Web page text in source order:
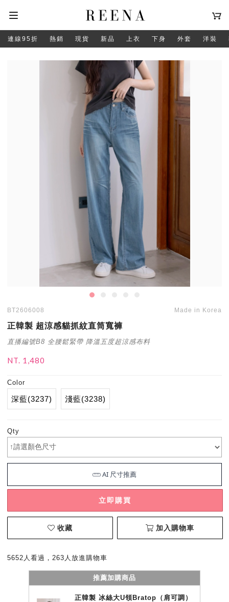
連線95折 熱銷 現貨 新品 上衣 下身 外套 洋裝
BT2606008 Made in Korea
正韓製 超涼感貓抓紋直筒寬褲
直播編號B8 全腰鬆緊帶 降溫五度超涼感布料
NT. 1,480
Color
深藍(3237) 淺藍(3238)
Qty
立即購買
收藏 加入購物車
5652人看過，263人放進購物車
推薦加購商品
正韓製 冰絲大U領Bratop（肩可調）